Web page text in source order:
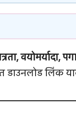
वयोमर्यादा,
लिंक